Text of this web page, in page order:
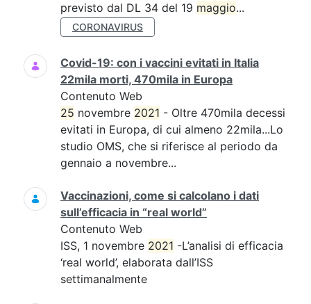
previsto dal DL 34 del 19 maggio...
CORONAVIRUS
Covid-19: con i vaccini evitati in Italia
22mila morti, 470mila in Europa
Contenuto Web
25 novembre 2021 - Oltre 470mila decessi
evitati in Europa, di cui almeno 22mila...Lo
studio OMS, che si riferisce al periodo da
gennaio a novembre...
Vaccinazioni, come si calcolano i dati
sull’efficacia in “real world”
Contenuto Web
ISS, 1 novembre 2021 -L’analisi di efficacia
‘real world’, elaborata dall’ISS
settimanalmente